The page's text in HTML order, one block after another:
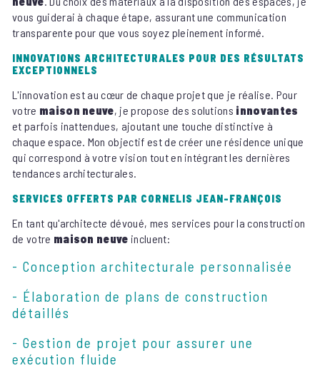
vous guiderai à chaque étape, assurant une communication
transparente pour que vous soyez pleinement informé.
INNOVATIONS ARCHITECTURALES POUR DES RÉSULTATS
EXCEPTIONNELS
L'innovation est au cœur de chaque projet que je réalise. Pour
votre maison neuve, je propose des solutions innovantes
et parfois inattendues, ajoutant une touche distinctive à
chaque espace. Mon objectif est de créer une résidence unique
qui correspond à votre vision tout en intégrant les dernières
tendances architecturales.
SERVICES OFFERTS PAR CORNELIS JEAN-FRANÇOIS
En tant qu'architecte dévoué, mes services pour la construction
de votre maison neuve incluent:
- Conception architecturale personnalisée
- Élaboration de plans de construction
détaillés
- Gestion de projet pour assurer une
exécution fluide